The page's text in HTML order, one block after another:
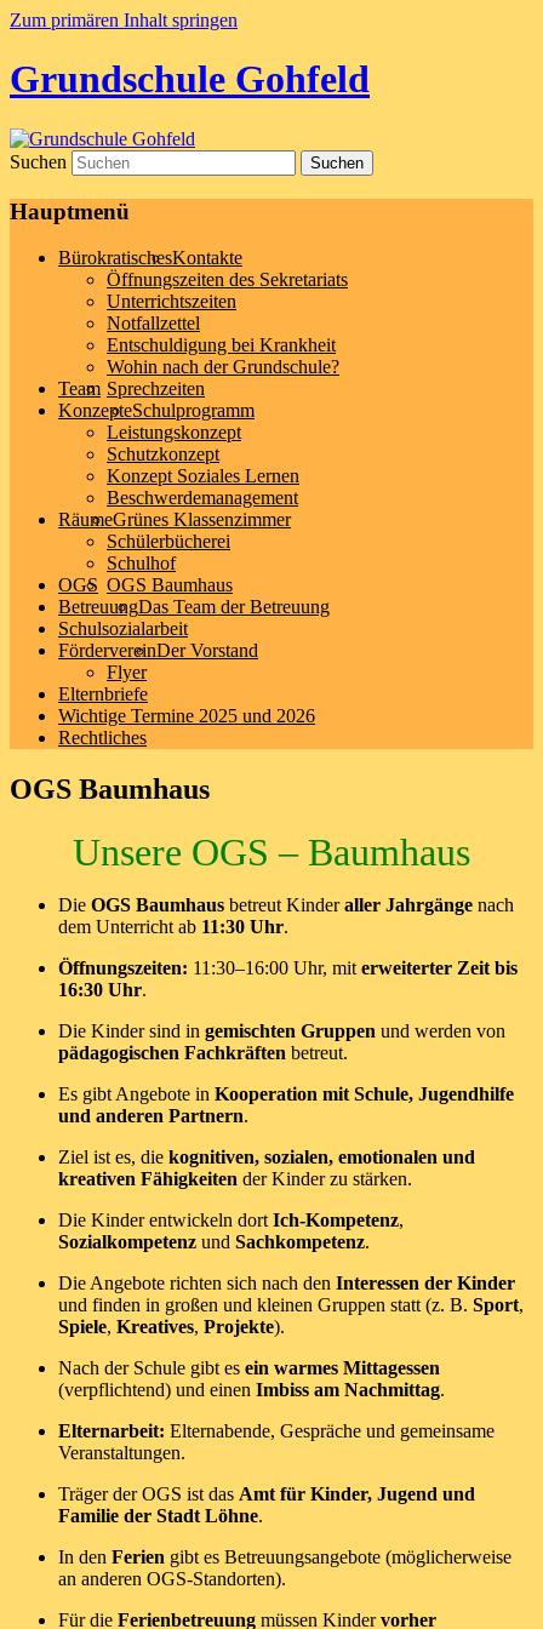
Zum primären Inhalt springen
Grundschule Gohfeld
Suchen
Hauptmenü
BürokratischesKontakte
Öffnungszeiten des Sekretariats
Unterrichtszeiten
Notfallzettel
Entschuldigung bei Krankheit
Wohin nach der Grundschule?
Team Sprechzeiten
KonzepteSchulprogramm
Leistungskonzept
Schutzkonzept
Konzept Soziales Lernen
Beschwerdemanagement
RäumeGrünes Klassenzimmer
Schülerbücherei
Schulhof
OGS OGS Baumhaus
BetreuungDas Team der Betreuung
Schulsozialarbeit
FördervereinDer Vorstand
Flyer
Elternbriefe
Wichtige Termine 2025 und 2026
Rechtliches
OGS Baumhaus
Unsere OGS – Baumhaus
Die OGS Baumhaus betreut Kinderaller Jahrgänge nach
dem Unterricht ab 11:30 Uhr.
Öffnungszeiten: 11:30–16:00 Uhr, mit erweiterter Zeit bis
16:30 Uhr.
Die Kinder sind in gemischten Gruppen und werden von
pädagogischen Fachkräften betreut.
Es gibt Angebote in Kooperation mit Schule, Jugendhilfe
und anderen Partnern.
Ziel ist es, die kognitiven, sozialen, emotionalen und
kreativen Fähigkeiten der Kinder zu stärken.
Die Kinder entwickeln dort Ich-Kompetenz,
Sozialkompetenz und Sachkompetenz.
Die Angebote richten sich nach den Interessen der Kinder
und finden in großen und kleinen Gruppen statt (z. B. Sport,
Spiele, Kreatives, Projekte).
Nach der Schule gibt es ein warmes Mittagessen
(verpflichtend) und einen Imbiss am Nachmittag.
Elternarbeit: Elternabende, Gespräche und gemeinsame
Veranstaltungen.
Träger der OGS ist das Amt für Kinder, Jugend und
Familie der Stadt Löhne.
In den Ferien gibt es Betreuungsangebote (möglicherweise
an anderen OGS-Standorten).
Für die Ferienbetreuung müssen Kindervorher